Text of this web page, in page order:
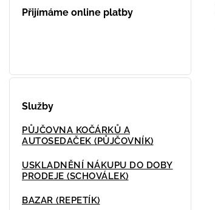
Přijímáme online platby
Služby
PŮJČOVNA KOČÁRKŮ A
AUTOSEDAČEK (PŮJČOVNÍK)
USKLADNĚNÍ NÁKUPU DO DOBY
PRODEJE (SCHOVÁLEK)
BAZAR (REPETÍK)